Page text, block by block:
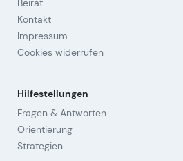
Beirat
Kontakt
Impressum
Cookies widerrufen
Hilfestellungen
Fragen & Antworten
Orientierung
Strategien